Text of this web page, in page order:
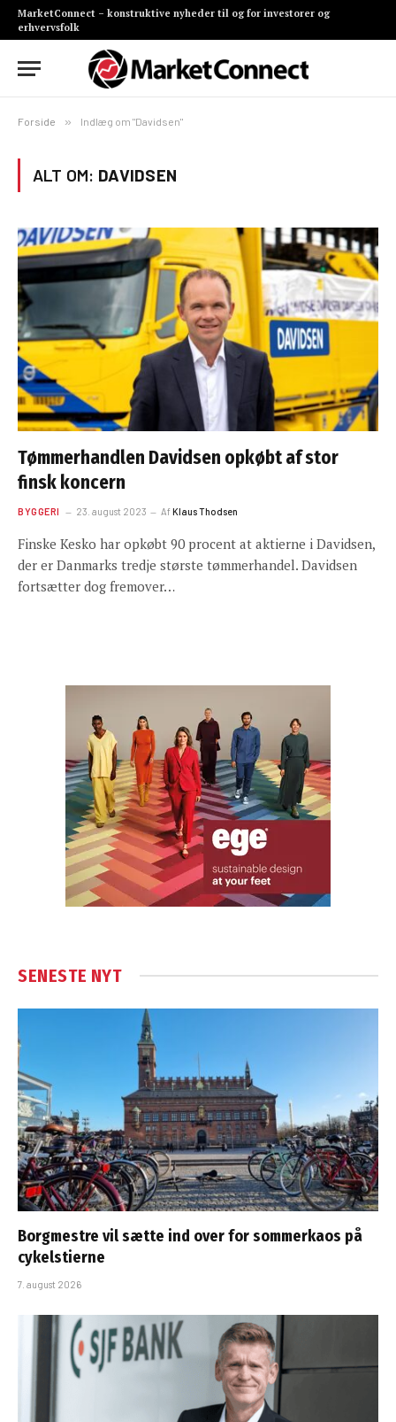
MarketConnect – konstruktive nyheder til og for investorer og
erhvervsfolk
Forside » Indlæg om "Davidsen"
ALT OM: DAVIDSEN
Tømmerhandlen Davidsen opkøbt af stor
finsk koncern
BYGGERI 23. august 2023 AfKlaus Thodsen
Finske Kesko har opkøbt 90 procent at aktierne i Davidsen,
der er Danmarks tredje største tømmerhandel. Davidsen
fortsætter dog fremover…
SENESTE NYT
Borgmestre vil sætte ind over for sommerkaos på
cykelstierne
7. august 2026